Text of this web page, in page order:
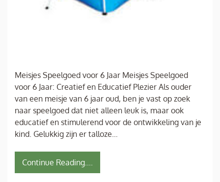
Meisjes Speelgoed voor 6 Jaar Meisjes Speelgoed
voor 6 Jaar: Creatief en Educatief Plezier Als ouder
van een meisje van 6 jaar oud, ben je vast op zoek
naar speelgoed dat niet alleen leuk is, maar ook
educatief en stimulerend voor de ontwikkeling van je
kind. Gelukkig zijn er talloze…
Continue Reading....